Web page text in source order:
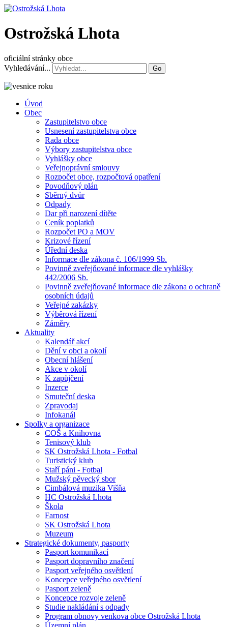
Ostrožská Lhota
oficiální stránky obce
Vyhledávání...
Go
Úvod
Obec
Zastupitelstvo obce
Usnesení zastupitelstva obce
Rada obce
Výbory zastupitelstva obce
Vyhlášky obce
Veřejnoprávní smlouvy
Rozpočet obce, rozpočtová opatření
Povodňový plán
Sběrný dvůr
Odpady
Dar při narození dítěte
Ceník poplatků
Rozpočet PO a MOV
Krizové řízení
Úřední deska
Informace dle zákona č. 106/1999 Sb.
Povinně zveřejňované informace dle vyhlášky
442/2006 Sb.
Povinně zveřejňované informace dle zákona o ochraně
osobních údajů
Veřejné zakázky
Výběrová řízení
Záměry
Aktuality
Kalendář akcí
Dění v obci a okolí
Obecní hlášení
Akce v okolí
K zapůjčení
Inzerce
Smuteční deska
Zpravodaj
Infokanál
Spolky a organizace
COŠ a Knihovna
Tenisový klub
SK Ostrožská Lhota - Fotbal
Turistický klub
Staří páni - Fotbal
Mužský pěvecký sbor
Cimbálová muzika Višňa
HC Ostrožská Lhota
Škola
Farnost
SK Ostrožská Lhota
Muzeum
Strategické dokumenty, pasporty
Pasport komunikací
Pasport dopravního značení
Pasport veřejného osvětlení
Koncepce veřejného osvětlení
Pasport zeleně
Koncepce rozvoje zeleně
Studie nakládání s odpady
Program obnovy venkova obce Ostrožská Lhota
Územní plán